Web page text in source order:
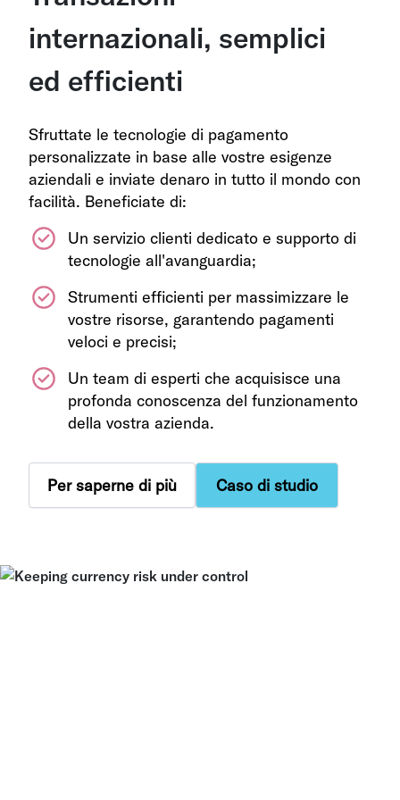
internazionali, semplici
ed efficienti
Sfruttate le tecnologie di pagamento
personalizzate in base alle vostre esigenze
aziendali e inviate denaro in tutto il mondo con
facilità. Beneficiate di:
Un servizio clienti dedicato e supporto di
tecnologie all'avanguardia;
Strumenti efficienti per massimizzare le
vostre risorse, garantendo pagamenti
veloci e precisi;
Un team di esperti che acquisisce una
profonda conoscenza del funzionamento
della vostra azienda.
Per saperne di più Caso di studio